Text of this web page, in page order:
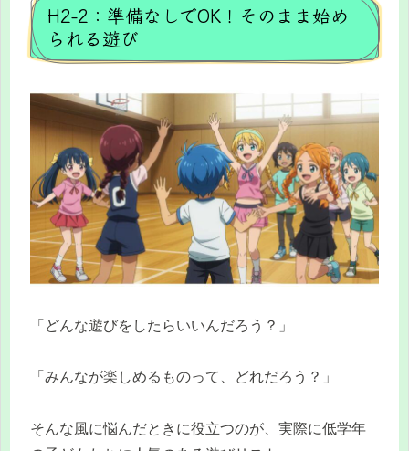
H2-2：準備なしでOK！そのまま始め
られる遊び
「どんな遊びをしたらいいんだろう？」
「みんなが楽しめるものって、どれだろう？」
そんな風に悩んだときに役立つのが、実際に低学年